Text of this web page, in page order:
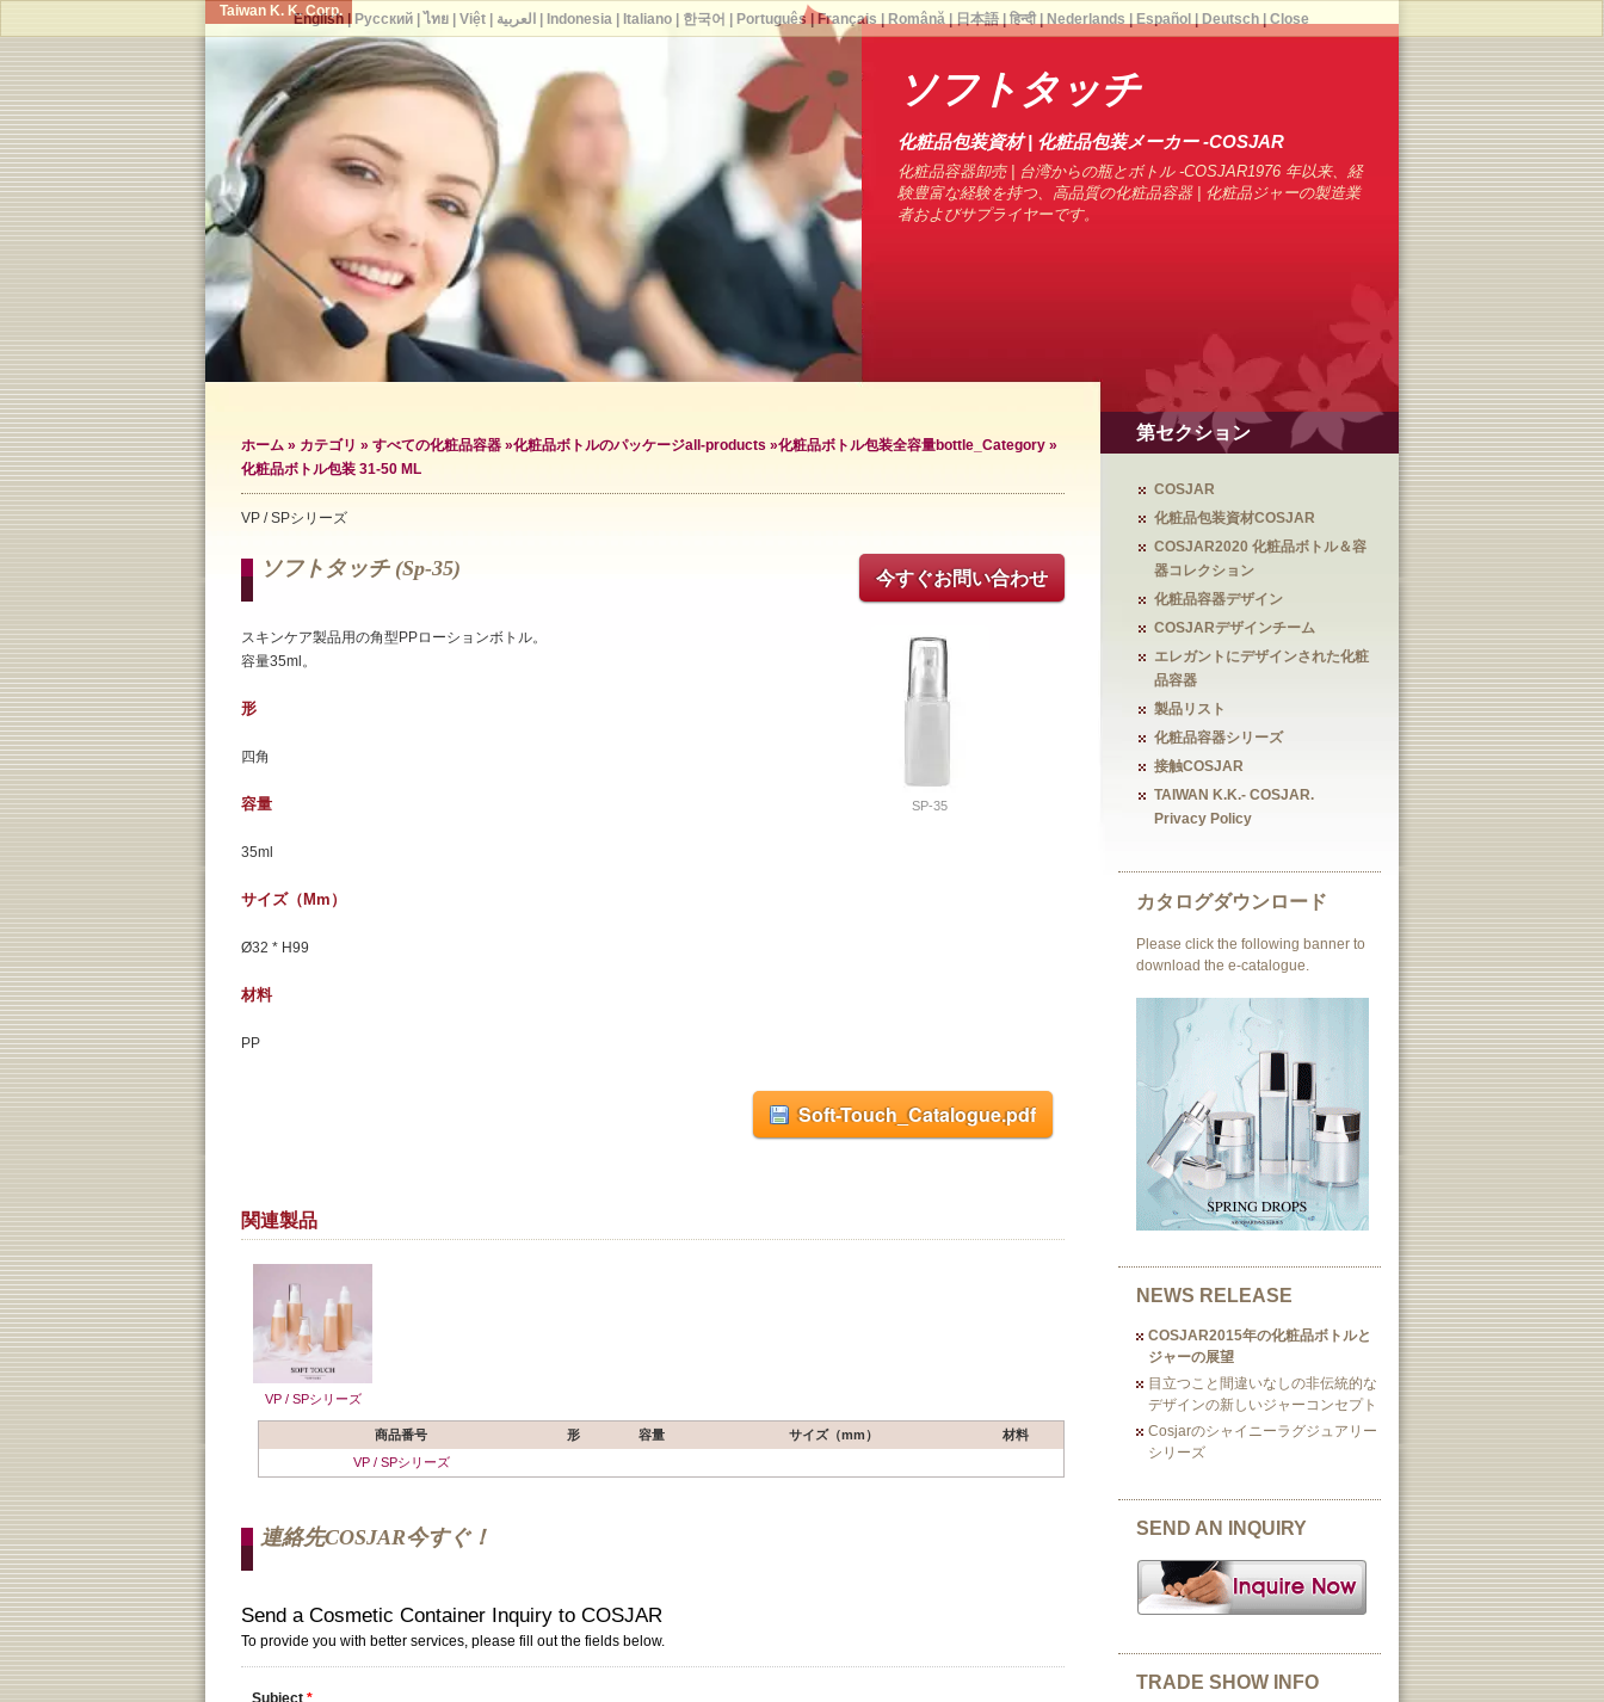
Taiwan K. K. Corp.
ソフトタッチ
化粧品包装資材 | 化粧品包装メーカー -COSJAR
化粧品容器卸売 | 台湾からの瓶とボトル -COSJAR1976 年以来、経
験豊富な経験を持つ、高品質の化粧品容器 | 化粧品ジャーの製造業
者およびサプライヤーです。
ホーム » カテゴリ » すべての化粧品容器 »化粧品ボトルのパッケージall-products »化粧品ボトル包装全容量bottle_Category »
化粧品ボトル包装 31-50 ML
VP / SPシリーズ
今すぐお問い合わせ
ソフトタッチ (sp-35)
SP-35
スキンケア製品用の角型PPローションボトル。
容量35ml。
形
四角
容量
35ml
サイズ（mm）
Ø32 * H99
材料
PP
Soft-Touch_Catalogue.pdf
関連製品
VP / SPシリーズ
商品番号 形 容量 サイズ（mm）
材料
VP / SPシリーズ
連絡先COSJAR今すぐ！
第セクション
COSJAR
化粧品包装資材COSJAR
COSJAR2020 化粧品ボトル＆容
器コレクション
化粧品容器デザイン
COSJARデザインチーム
エレガントにデザインされた化粧
品容器
製品リスト
化粧品容器シリーズ
接触COSJAR
TAIWAN K.K.- COSJAR.
Privacy Policy
カタログダウンロード
Please click the following banner to
download the e-catalogue.
NEWS RELEASE
COSJAR2015年の化粧品ボトルと
ジャーの展望
目立つこと間違いなしの非伝統的な
デザインの新しいジャーコンセプト
Cosjarのシャイニーラグジュアリー
シリーズ
SEND AN INQUIRY
TRADE SHOW INFO
English| Русский| ไทย| Việt| العربية Indonesia| Italiano| 한국어 Português Français Română| 日本語| हिन्दी| Nederlands Español Deutsch| Close